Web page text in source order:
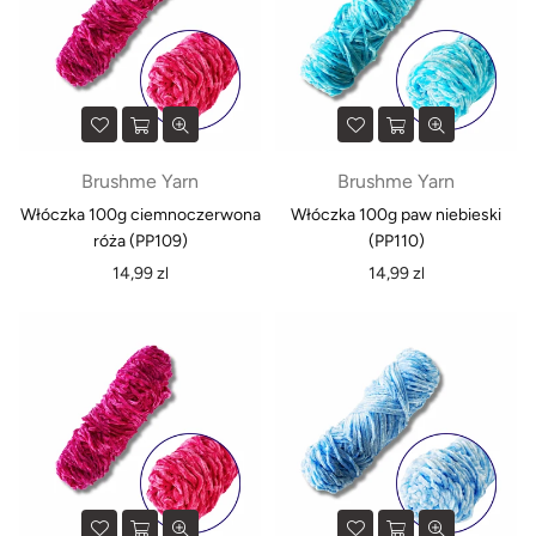
Brushme Yarn
Włóczka 100g ciemnoczerwona
róża (PP109)
Normalna
14,99 zl
Brushme Yarn
Włóczka 100g paw niebieski
(PP110)
Normalna
14,99 zl